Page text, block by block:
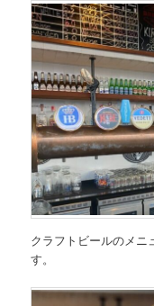
クラフトビールのメニ
す。